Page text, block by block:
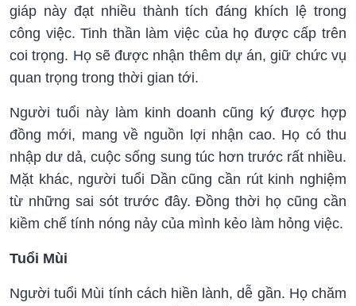
giáp này đạt nhiều thành tích đáng khích lệ trong
công việc. Tinh thần làm việc của họ được cấp trên
coi trọng. Họ sẽ được nhận thêm dự án, giữ chức vụ
quan trọng trong thời gian tới.
Người tuổi này làm kinh doanh cũng ký được hợp
đồng mới, mang về nguồn lợi nhận cao. Họ có thu
nhập dư dả, cuộc sống sung túc hơn trước rất nhiều.
Mặt khác, người tuổi Dần cũng cần rút kinh nghiệm
từ những sai sót trước đây. Đồng thời họ cũng cần
kiềm chế tính nóng nảy của mình kẻo làm hỏng việc.
Tuổi Mùi
Người tuổi Mùi tính cách hiền lành, dễ gần. Họ chăm